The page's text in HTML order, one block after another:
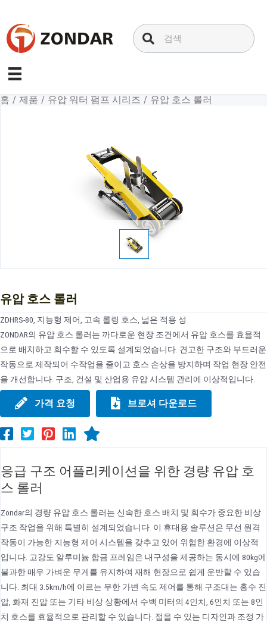
으
뛰
홈 / 제품 / 유압 워터 펌프 시리즈 / 유압 호스 롤러
유압 호스 롤러
ZDHRS-80, 지능형 제어, 고속 롤링 호스, 넓은 적용 성
ZONDAR의 유압 호스 롤러는 까다로운 현장 조건에서 유압 호스를 효율적
으로 배치하고 회수할 수 있도록 설계되었습니다. 견고한 구조와 부드러운
작동으로 제작되어 수작업을 줄이고 호스 손상을 방지하며 작업 현장 안전
을 개선합니다. 구조, 건설 및 산업용 유압 시스템 관리에 이상적입니다.
가격 요청 브로셔 다운로드
응급 구조 어플리케이션을 위한 경량 유압 호
스 롤러
Zondar의 경량 유압 호스 롤러는 신속한 호스 배치 및 회수가 중요한 비상
구조 작업을 위해 특별히 설계되었습니다. 이 휴대용 솔루션은 무선 원격
작동이 가능한 지능형 제어 시스템을 갖추고 있어 위험한 환경에 이상적
입니다. 고강도 알루미늄 합금 프레임은 내구성을 제공하는 동시에 80kg에
불과한 매우 가벼운 무게를 유지하여 재해 현장으로 쉽게 운반할 수 있습
니다. 최대 3.5km/h에 이르는 무한 가변 속도 제어를 통해 구조대는 홍수 진
압, 화재 진압 또는 기타 비상 상황에서 수백 미터의 4인치, 6인치 또는 8인
치 호스를 효율적으로 관리할 수 있습니다. 접을 수 있는 디자인과 조정 가